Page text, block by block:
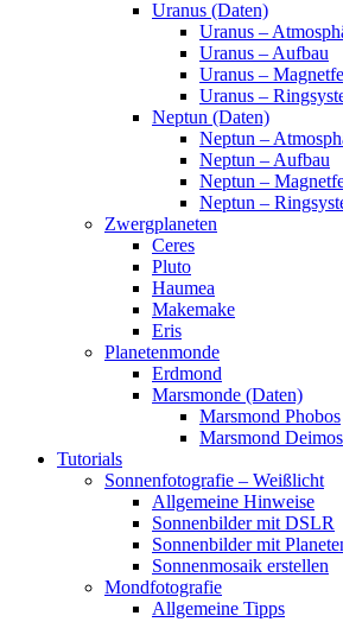
Uranus (Daten)
Uranus –
Uranus – Aufbau
Uranus –
Uranus –
Neptun (Daten)
Neptun –
Neptun – Aufbau
Neptun –
Neptun –
Zwergplaneten
Ceres
Pluto
Haumea
Makemake
Eris
Planetenmonde
Erdmond
Marsmonde (Daten)
Marsmond Phobos
Marsmond Deimos
Tutorials
Sonnenfotografie – Weißlicht
Allgemeine Hinweise
Sonnenbilder mit DSLR
Sonnenbilder mit
Sonnenmosaik erstellen
Mondfotografie
Allgemeine Tipps